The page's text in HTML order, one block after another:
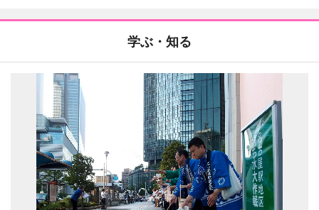
学ぶ・知る